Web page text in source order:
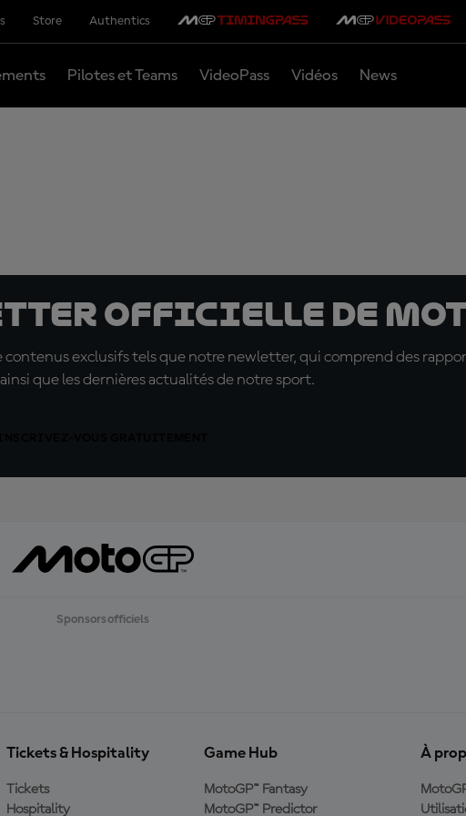
Store Authentics
Pilotes et Teams VideoPass Vidéos News
officielle de
exclusifs tels que notre newletter, qui comprend des
que les dernières actualités de notre sport.
Sponsors officiels
Tickets & Hospitality
Tickets
Hospitality
Game Hub
MotoGP™ Fantasy
MotoGP™ Predictor
À